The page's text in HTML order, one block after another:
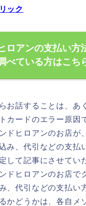
ック
ロアンの支払い方
べている方はこち
お話することは、あ
カードのエラー原因
ドヒロアンのお店が
み、代引などの支払
して記事にさせてい
ドヒロアンのお店で
、代引などの支払い
かどうかは、各自メ